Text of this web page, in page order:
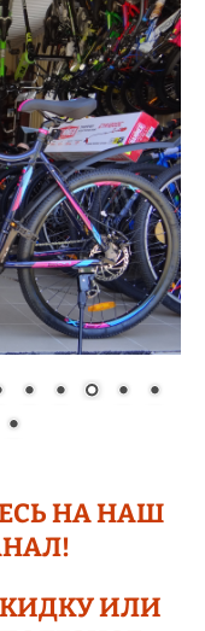
НА НАШ
ИЛИ